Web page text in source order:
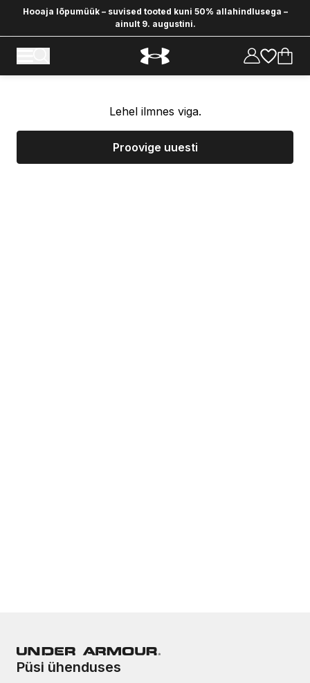
Hooaja lõpumüük – suvised tooted kuni 50% allahindlusega –
ainult 9. augustini.
Lehel ilmnes viga.
Proovige uuesti
Püsi ühenduses